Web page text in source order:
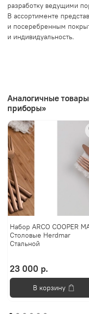
разработку ведущими
В ассортименте
и посеребренным
и индивидуальность.
Аналогичные
приборы»
Набор ARCO COOPER
Столовые Herdmar
Стальной
23 000 р.
В корзину